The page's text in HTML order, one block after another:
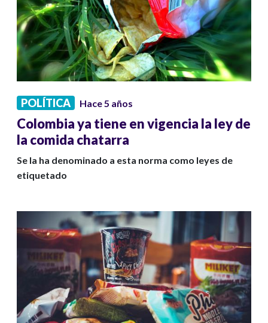
POLÍTICA Hace 5 años
Colombia ya tiene en vigencia la ley de
la comida chatarra
Se la ha denominado a esta norma como leyes de
etiquetado